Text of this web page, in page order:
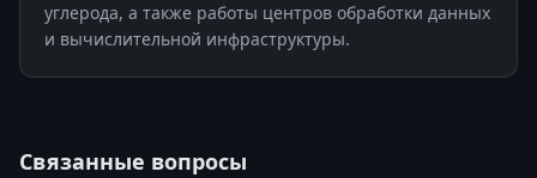
углерода, а также работы центров обработки данных
и вычислительной инфраструктуры.
Связанные вопросы